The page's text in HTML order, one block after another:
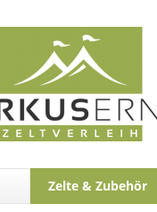
Zelte & Zubehör